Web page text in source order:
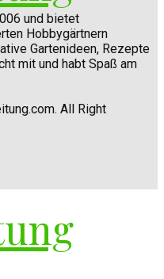
und bietet
Hobbygärtnern
Gartenideen, Rezepte
mit und habt Spaß am
All Right